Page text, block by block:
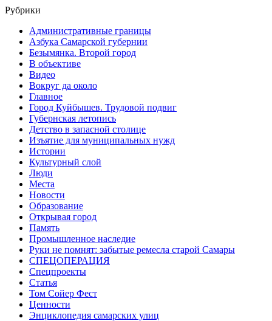
Рубрики
Административные границы
Азбука Самарской губернии
Безымянка. Второй город
В объективе
Видео
Вокруг да около
Главное
Город Куйбышев. Трудовой подвиг
Губернская летопись
Детство в запасной столице
Изъятие для муниципальных нужд
Истории
Культурный слой
Люди
Места
Новости
Образование
Открывая город
Память
Промышленное наследие
Руки не помнят: забытые ремесла старой Самары
СПЕЦОПЕРАЦИЯ
Спецпроекты
Статья
Том Сойер Фест
Ценности
Энциклопедия самарских улиц